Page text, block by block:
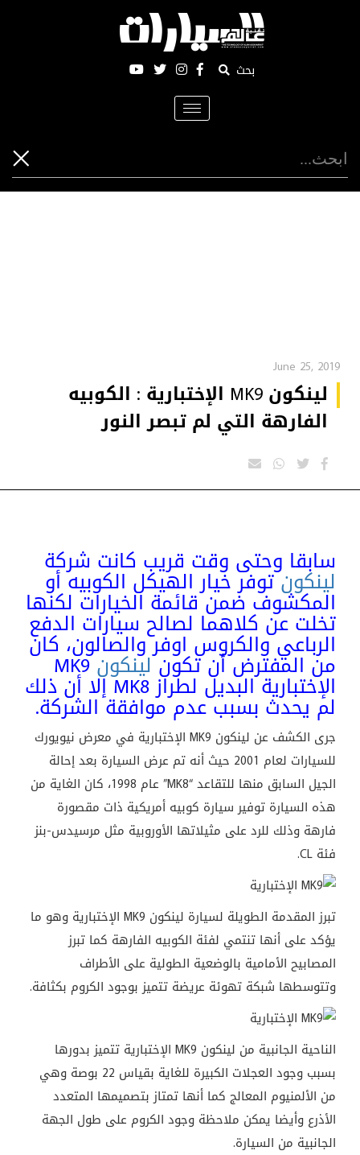
بحث
Toggle
navigation
June 25, 2019
لينكون MK9 الإختبارية : الكوبيه
الفارهة التي لم تبصر النور
سابقا وحتى وقت قريب كانت شركة
لينكونتوفر خيار الهيكل الكوبيه أو
المكشوف ضمن قائمة الخيارات لكنها
تخلت عن كلاهما لصالح سيارات الدفع
الرباعي والكروس اوفر والصالون، كان
من المفترض أن تكونلينكونMK9
الإختبارية البديل لطراز MK8 إلا أن ذلك
لم يحدث بسبب عدم موافقة الشركة.
جرى الكشف عن لينكون MK9 الإختبارية في معرض نيويورك
للسيارات لعام 2001 حيث أنه تم عرض السيارة بعد إحالة
الجيل السابق منها للتقاعد “MK8” عام 1998، كان الغاية من
هذه السيارة توفير سيارة كوبيه أمريكية ذات مقصورة
فارهة وذلك للرد على مثيلاتها الأوروبية مثل مرسيدس-بنز
فئة CL.
تبرز المقدمة الطويلة لسيارة لينكون MK9 الإختبارية وهو ما
يؤكد على أنها تنتمي لفئة الكوبيه الفارهة كما تبرز
المصابيح الأمامية بالوضعية الطولية على الأطراف
وتتوسطها شبكة تهوئة عريضة تتميز بوجود الكروم بكثافة.
الناحية الجانبية من لينكون MK9 الإختبارية تتميز بدورها
بسبب وجود العجلات الكبيرة للغاية بقياس 22 بوصة وهي
من الألمنيوم المعالج كما أنها تمتاز بتصميمها المتعدد
الأذرع وأيضا يمكن ملاحظة وجود الكروم على طول الجهة
الجانبية من السيارة.